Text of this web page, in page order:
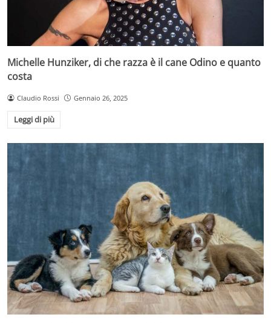
Michelle Hunziker, di che razza è il cane Odino e quanto
costa
Claudio Rossi Gennaio 26, 2025
Leggi di più